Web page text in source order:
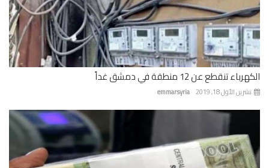
تنقطع عن 12 منطقة في دمشق غداً
emmarsyria الأول 18, 2019